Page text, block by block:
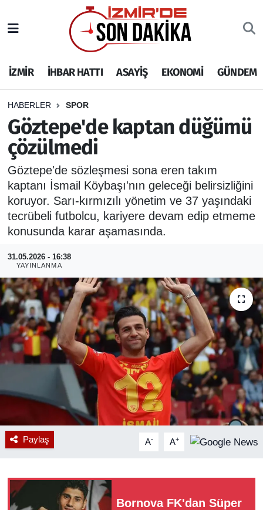
İZMİR İHBAR HATTI ASAYİŞ EKONOMİ GÜNDEM
HABERLER SPOR
Göztepe'de kaptan düğümü
çözülmedi
Göztepe'de sözleşmesi sona eren takım
kaptanı İsmail Köybaşı'nın geleceği belirsizliğini
koruyor. Sarı-kırmızılı yönetim ve 37 yaşındaki
tecrübeli futbolcu, kariyere devam edip etmeme
konusunda karar aşamasında.
31.05.2026 - 16:38
YAYINLANMA
Paylaş A- A+
Bornova FK'dan Süper
İHBAR HATTI
DEPREM
GENEL
EKONOMİ
SİYASET
SPOR
ASAYİŞ
RESMİ REKLAM
İzmir Nöbetçi Eczaneler
İzmir Hava Durumu
İzmir Namaz Vakitleri
İzmir Trafik Yoğunluk Haritası
Puan Durumu ve Fikstür
Tüm Manşetler
Son Dakika Haberleri
Haber Arşivi